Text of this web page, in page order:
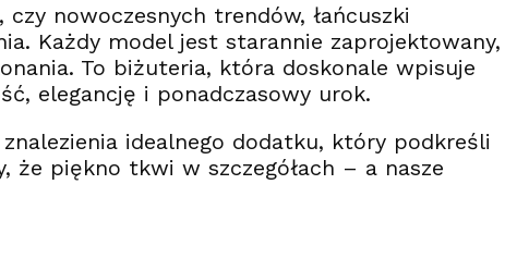
nowoczesnych trendów, łańcuszki
Każdy model jest starannie zaprojektowany,
To biżuteria, która doskonale wpisuje
elegancję i ponadczasowy urok.
idealnego dodatku, który podkreśli
piękno tkwi w szczegółach – a nasze